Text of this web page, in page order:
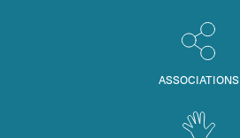
ASSOCIATIONS